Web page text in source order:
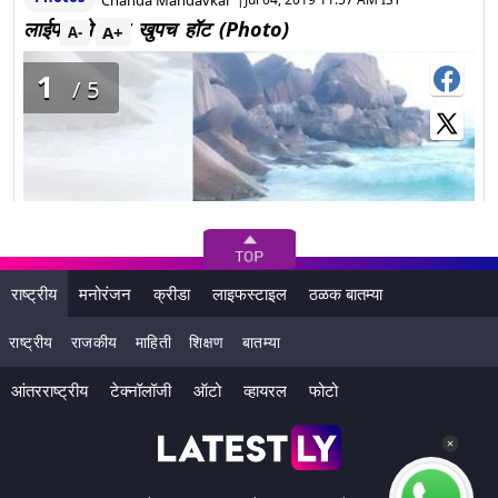
लाईफमध्ये आहे खुपच हॉट (Photo)
A+
A-
1 /5
- तारक मेहता का उल्टा चश्मा या कार्यक्रमातून रिपोर्टरची भुमिका
साकारणी स्टार तिच्या रिलअल लाईफमध्ये फारच बोल्ड असून तिचे
राष्ट्रीय मनोरंजन क्रीडा लाइफस्टाइल ठळक बातम्या
राष्ट्रीय राजकीय माहिती शिक्षण बातम्या
आंतरराष्ट्रीय टेक्नॉलॉजी ऑटो व्हायरल फोटो